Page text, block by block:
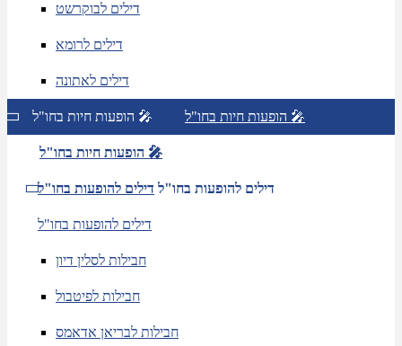
דילים לבוקרשט
דילים לרומא
דילים לאתונה
הופעות חיות בחו"ל 🎤 הופעות חיות בחו"ל 🎤
הופעות חיות בחו"ל 🎤
דילים להופעות בחו"ל דילים להופעות בחו"ל
דילים להופעות בחו"ל
חבילות לסלין דיון
חבילות לפיטבול
חבילות לבריאן אדאמס